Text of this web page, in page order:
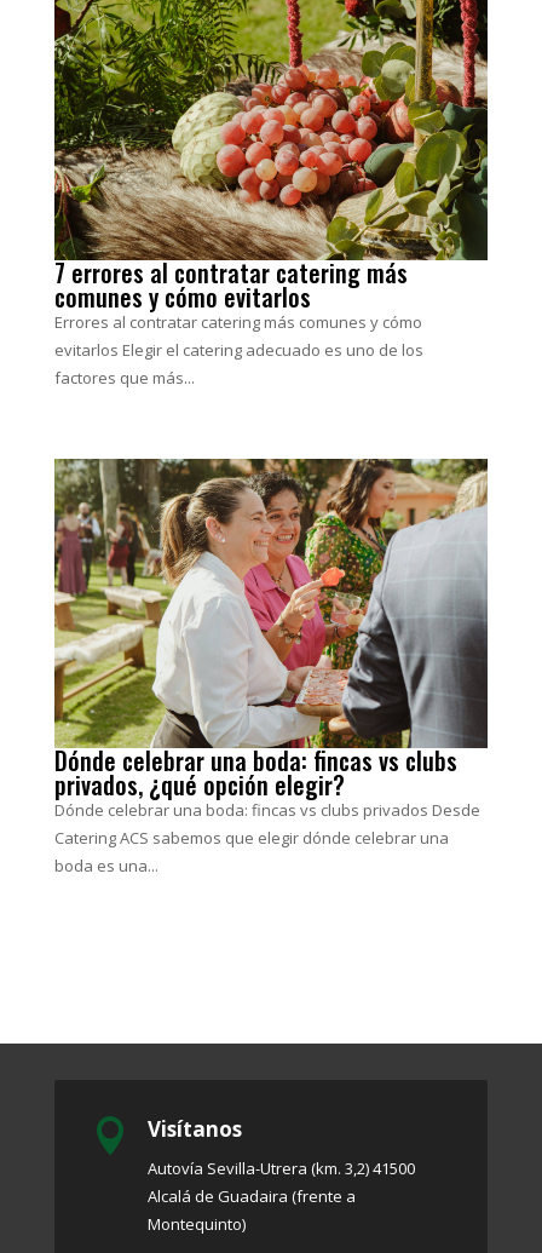
7 errores al contratar catering más
comunes y cómo evitarlos
Errores al contratar catering más comunes y cómo
evitarlos Elegir el catering adecuado es uno de los
factores que más...
Dónde celebrar una boda: fincas vs clubs
privados, ¿qué opción elegir?
Dónde celebrar una boda: fincas vs clubs privados Desde
Catering ACS sabemos que elegir dónde celebrar una
boda es una...
 Visítanos
Autovía Sevilla-Utrera (km. 3,2) 41500
Alcalá de Guadaira (frente a
Montequinto)